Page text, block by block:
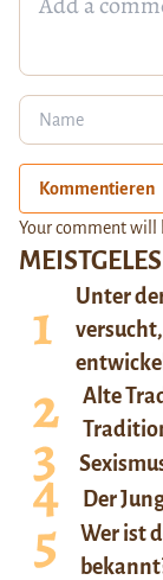
Unter
Alte
Der
Wer ist
Kommentieren
Your comment will